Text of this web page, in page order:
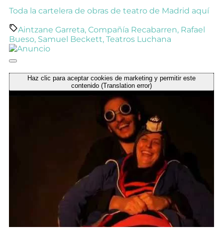
Toda la cartelera de obras de teatro de Madrid aquí
Aintzane Garreta, Compañía Recabarren, Rafael
Bueso, Samuel Beckett, Teatros Luchana
Haz clic para aceptar cookies de marketing y permitir este
contenido (Translation error)